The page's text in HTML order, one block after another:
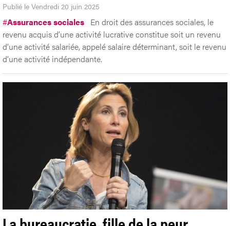
Publié le Vendredi 20 juin 2025
#Assurances sociales En droit des assurances sociales, le
revenu acquis d’une activité lucrative constitue soit un revenu
d’une activité salariée, appelé salaire déterminant, soit le revenu
d’une activité indépendante.